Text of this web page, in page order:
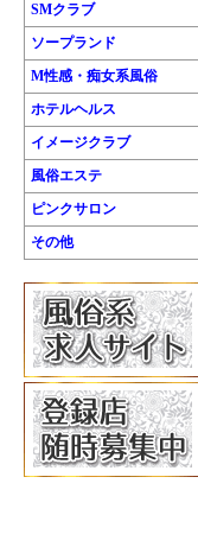
SMクラブ
ソープランド
M性感・痴女系風俗
ホテルヘルス
イメージクラブ
風俗エステ
ピンクサロン
その他